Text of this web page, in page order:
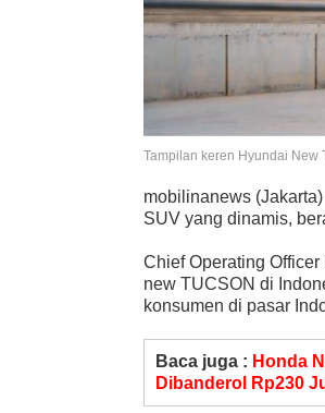
Tampilan keren Hyundai New
mobilinanews
SUV yang dinamis,
Chief Operating
new TUCSON di
konsumen di pasar
Baca juga : Honda
Dibanderol Rp230